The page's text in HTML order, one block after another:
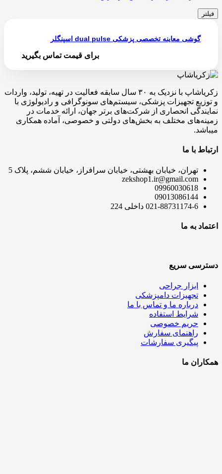
فیلتر
گوشی معاینه تخصصی پزشکی dual pulse اسپنگلر
برای قیمت تماس بگیرید
زکریاشاپ با نزدیک به ۳۰ سال سابقه فعالیت در تهیه، تولید، واردات
و توزیع تجهیزات پزشکی، سیستم‌های سونوگرافی و رادیولوژی با
نمایندگی انحصاری از شرکت‌های برتر جهان، ارائه خدمات در
زمینه‌های مختلف به بخش‌های دولتی و خصوصی، آماده همکاری
میباشد.
ارتباط با ما
تهران، خیابان بهشتی، خیابان سرافراز، خیابان ششم، پلاک 5
zekshop1.ir@gmail.com
09960030618
09013086144
021-88731174-6 داخلی 224
اعتماد به ما
دسترسی سریع
ابزار جراحی
تجهیزات دامپزشکی
درباره ما و تماس با ما
شرایط استفاده
حریم خصوصی
راهنمای سفارش
پیگیری سفارشات
همکاران ما